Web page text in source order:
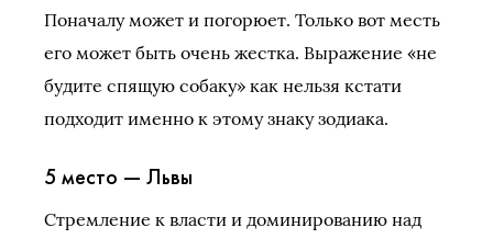
Поначалу может и погорюет. Только вот месть
его может быть очень жестка. Выражение «не
будите спящую собаку» как нельзя кстати
подходит именно к этому знаку зодиака.
5 место — Львы
Стремление к власти и доминированию над